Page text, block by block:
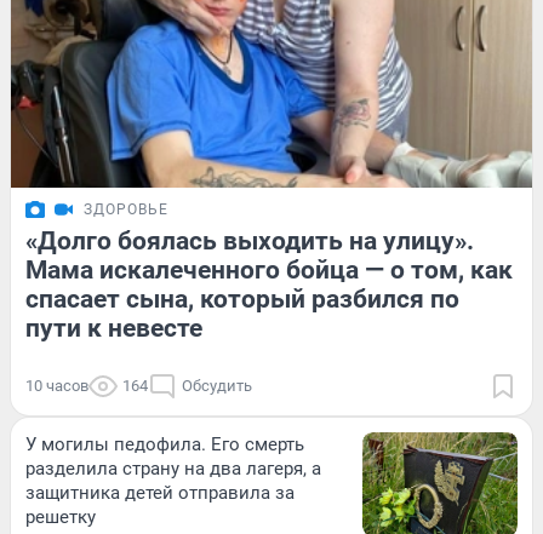
ЗДОРОВЬЕ
«Долго боялась выходить на улицу».
Мама искалеченного бойца — о том, как
спасает сына, который разбился по
пути к невесте
10 часов 164 Обсудить
У могилы педофила. Его смерть
разделила страну на два лагеря, а
защитника детей отправила за
решетку